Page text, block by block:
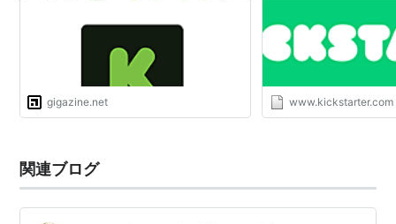
Diaspora：オープンなFacebookを目指すDiaspora
が最終的に6500人から20万ドルの資金を獲得 |
TechCrunch Japan
Occupy Wall Street：
「ウォール街占拠デモ」のギ
ークたち｜WIRED.jp
Android by Pebble Technology — Kickstarter
関連記事
gigazine.net www.kickstarter.com
関連ブログ